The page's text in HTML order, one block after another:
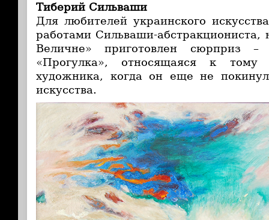
Тиберий Сильваши
Для любителей украинского
работами Сильваши-абстракциониста,
Величне» приготовлен сюрприз
«Прогулка», относящаяся к тому
художника, когда он еще не
искусства.